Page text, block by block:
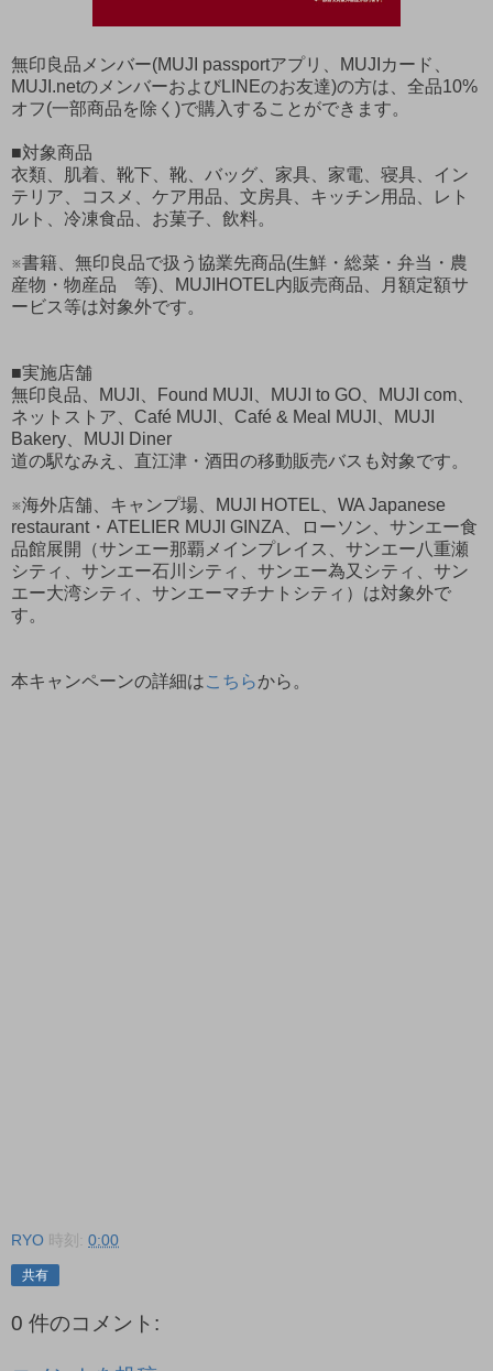
無印良品メンバー(MUJI passportアプリ、MUJIカード、
MUJI.netのメンバーおよびLINEのお友達)の方は、全品10%
オフ(一部商品を除く)で購入することができます。
■対象商品
衣類、肌着、靴下、靴、バッグ、家具、家電、寝具、イン
テリア、コスメ、ケア用品、文房具、キッチン用品、レト
ルト、冷凍食品、お菓子、飲料。
※書籍、無印良品で扱う協業先商品(生鮮・総菜・弁当・農
産物・物産品 等)、MUJIHOTEL内販売商品、月額定額サ
ービス等は対象外です。
■実施店舗
無印良品、MUJI、Found MUJI、MUJI to GO、MUJI com、
ネットストア、Café MUJI、Café & Meal MUJI、MUJI
Bakery、MUJI Diner
道の駅なみえ、直江津・酒田の移動販売バスも対象です。
※海外店舗、キャンプ場、MUJI HOTEL、WA Japanese
restaurant・ATELIER MUJI GINZA、ローソン、サンエー食
品館展開（サンエー那覇メインプレイス、サンエー八重瀬
シティ、サンエー石川シティ、サンエー為又シティ、サン
エー大湾シティ、サンエーマチナトシティ）は対象外で
す。
本キャンペーンの詳細はこちらから。
RYO 時刻: 0:00
共有
0 件のコメント: